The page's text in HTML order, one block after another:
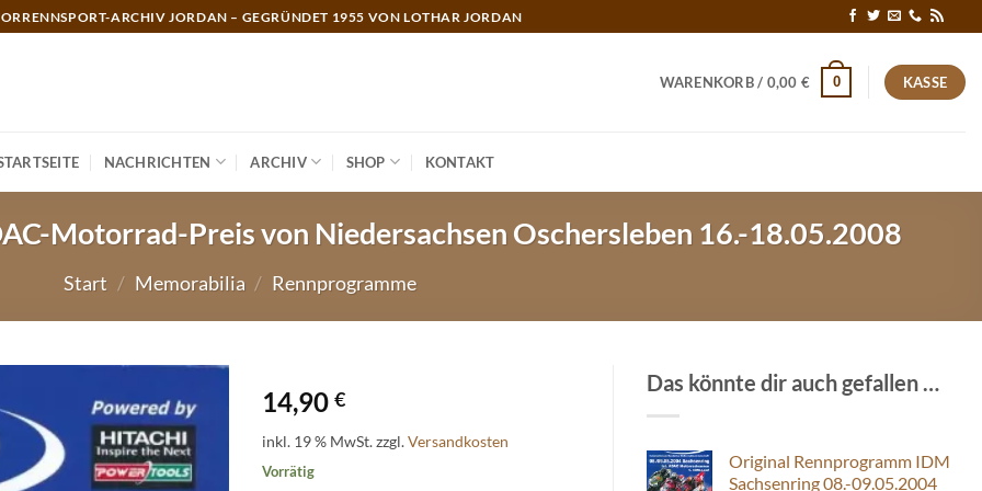
ARCHIV JORDAN – GEGRÜNDET 1955 VON LOTHAR JORDAN
WARENKORB / 0,00 € 0 KASSE
NACHRICHTEN ARCHIV SHOP KONTAKT
Motorrad-Preis von Niedersachsen Oschersleben 16.-18.05.2008
Start / Memorabilia / Rennprogramme
14,90 €
inkl. 19 % MwSt.zzgl.Versandkosten
Vorrätig
Das könnte dir auch gefallen …
Original Rennprogramm IDM
Sachsenring 08.-09.05.2004